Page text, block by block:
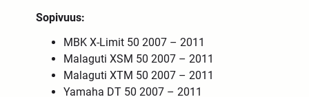
Sopivuus:
MBK X-Limit 50 2007 – 2011
Malaguti XSM 50 2007 – 2011
Malaguti XTM 50 2007 – 2011
Yamaha DT 50 2007 – 2011